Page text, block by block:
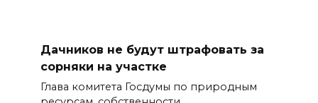
Дачников не будут штрафовать за
сорняки на участке
Глава комитета Госдумы по природным